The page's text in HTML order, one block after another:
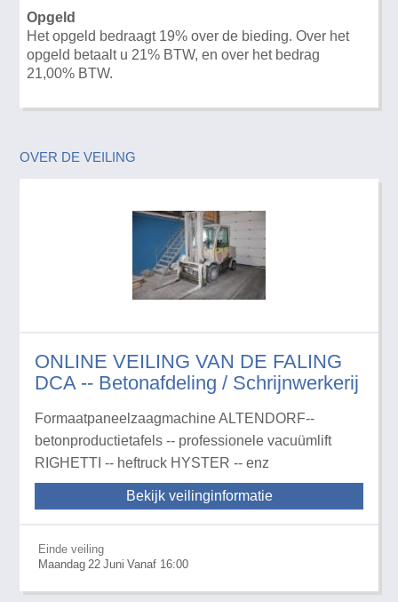
Opgeld
Het opgeld bedraagt 19% over de bieding. Over het
opgeld betaalt u 21% BTW, en over het bedrag
21,00% BTW.
OVER DE VEILING
ONLINE VEILING VAN DE FALING
DCA -- Betonafdeling / Schrijnwerkerij
Formaatpaneelzaagmachine ALTENDORF--
betonproductietafels -- professionele vacuümlift
RIGHETTI -- heftruck HYSTER -- enz
Bekijk veilinginformatie
Einde veiling
Maandag 22 Juni Vanaf 16:00